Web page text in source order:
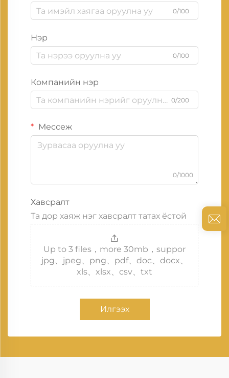
0/100
Нэр
0/100
Компанийн нэр
0/200
Мессеж
0/1000
Хавсралт
Та дор хаяж нэг хавсралт татах ёстой
Up to 3 files，more 30mb，suppor
jpg、jpeg、png、pdf、doc、docx、
xls、xlsx、csv、txt
Илгээх